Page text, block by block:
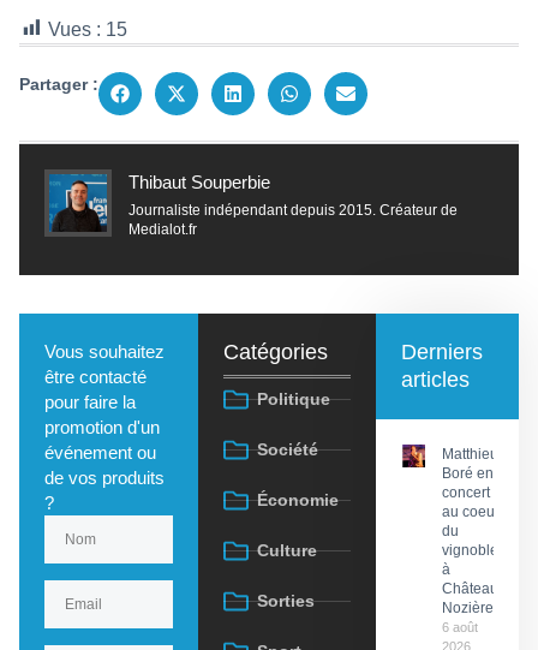
Vues : 15
Partager :
Thibaut Souperbie
Journaliste indépendant depuis 2015. Créateur de
Medialot.fr
Vous souhaitez
être contacté
pour faire la
promotion d'un
événement ou
de vos produits
?
Catégories
Politique
Société
Économie
Culture
Sorties
Derniers
articles
Matthieu
Boré en
concert
au coeur
du
vignoble
à
Château
Nozières
6 août
2026